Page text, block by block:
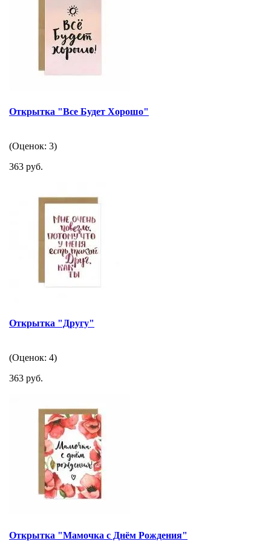
Открытка "Все Будет Хорошо"
(Оценок: 3)
363 руб.
Открытка "Другу"
(Оценок: 4)
363 руб.
Открытка "Мамочка с Днём Рождения"